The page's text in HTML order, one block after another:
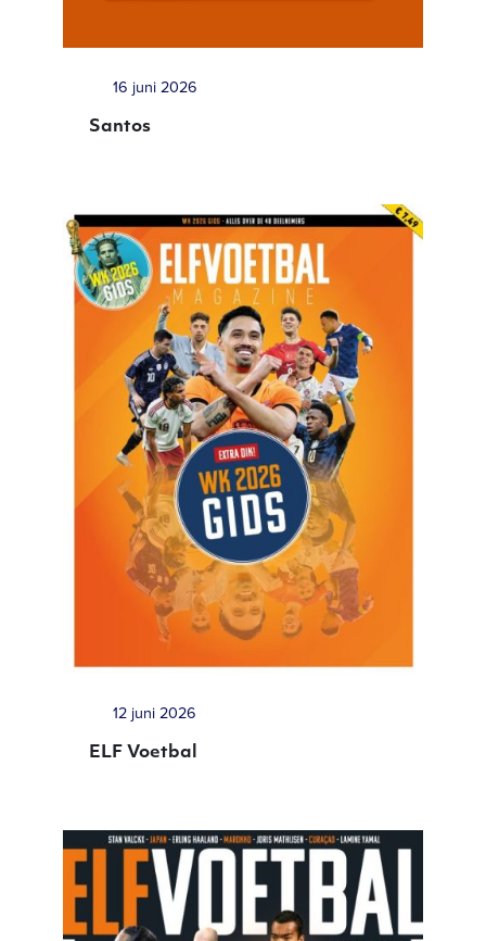
16 juni 2026
Santos
12 juni 2026
ELF Voetbal